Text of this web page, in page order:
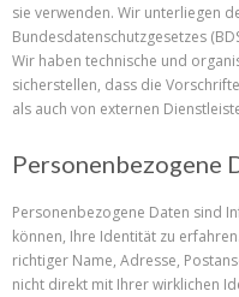
sie verwenden. Wir unterliegen
Bundesdatenschutzgesetzes
Wir haben technische und
sicherstellen, dass die
als auch von externen
Personenbezogene
Personenbezogene Daten sind
können, Ihre Identität zu
richtiger Name, Adresse,
nicht direkt mit Ihrer wirklichen